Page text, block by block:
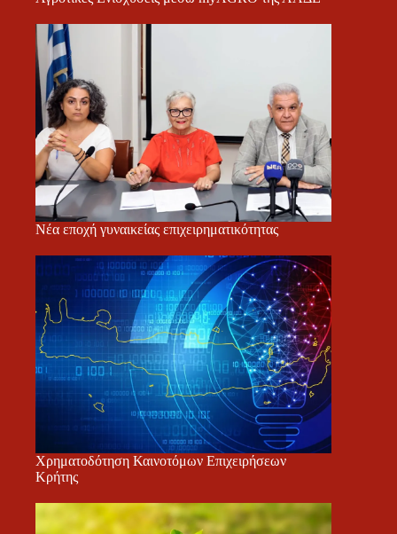
Νέα εποχή γυναικείας επιχειρηματικότητας
Χρηματοδότηση Καινοτόμων Επιχειρήσεων
Κρήτης